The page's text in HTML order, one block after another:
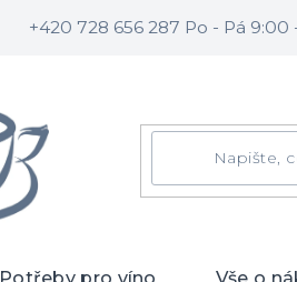
+420 728 656 287 Po - Pá 9:00
Potřeby pro víno Vše o
Little's